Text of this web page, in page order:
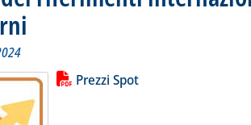
Leggi tutta la notizia:
alla notizia
Prezzi Spot